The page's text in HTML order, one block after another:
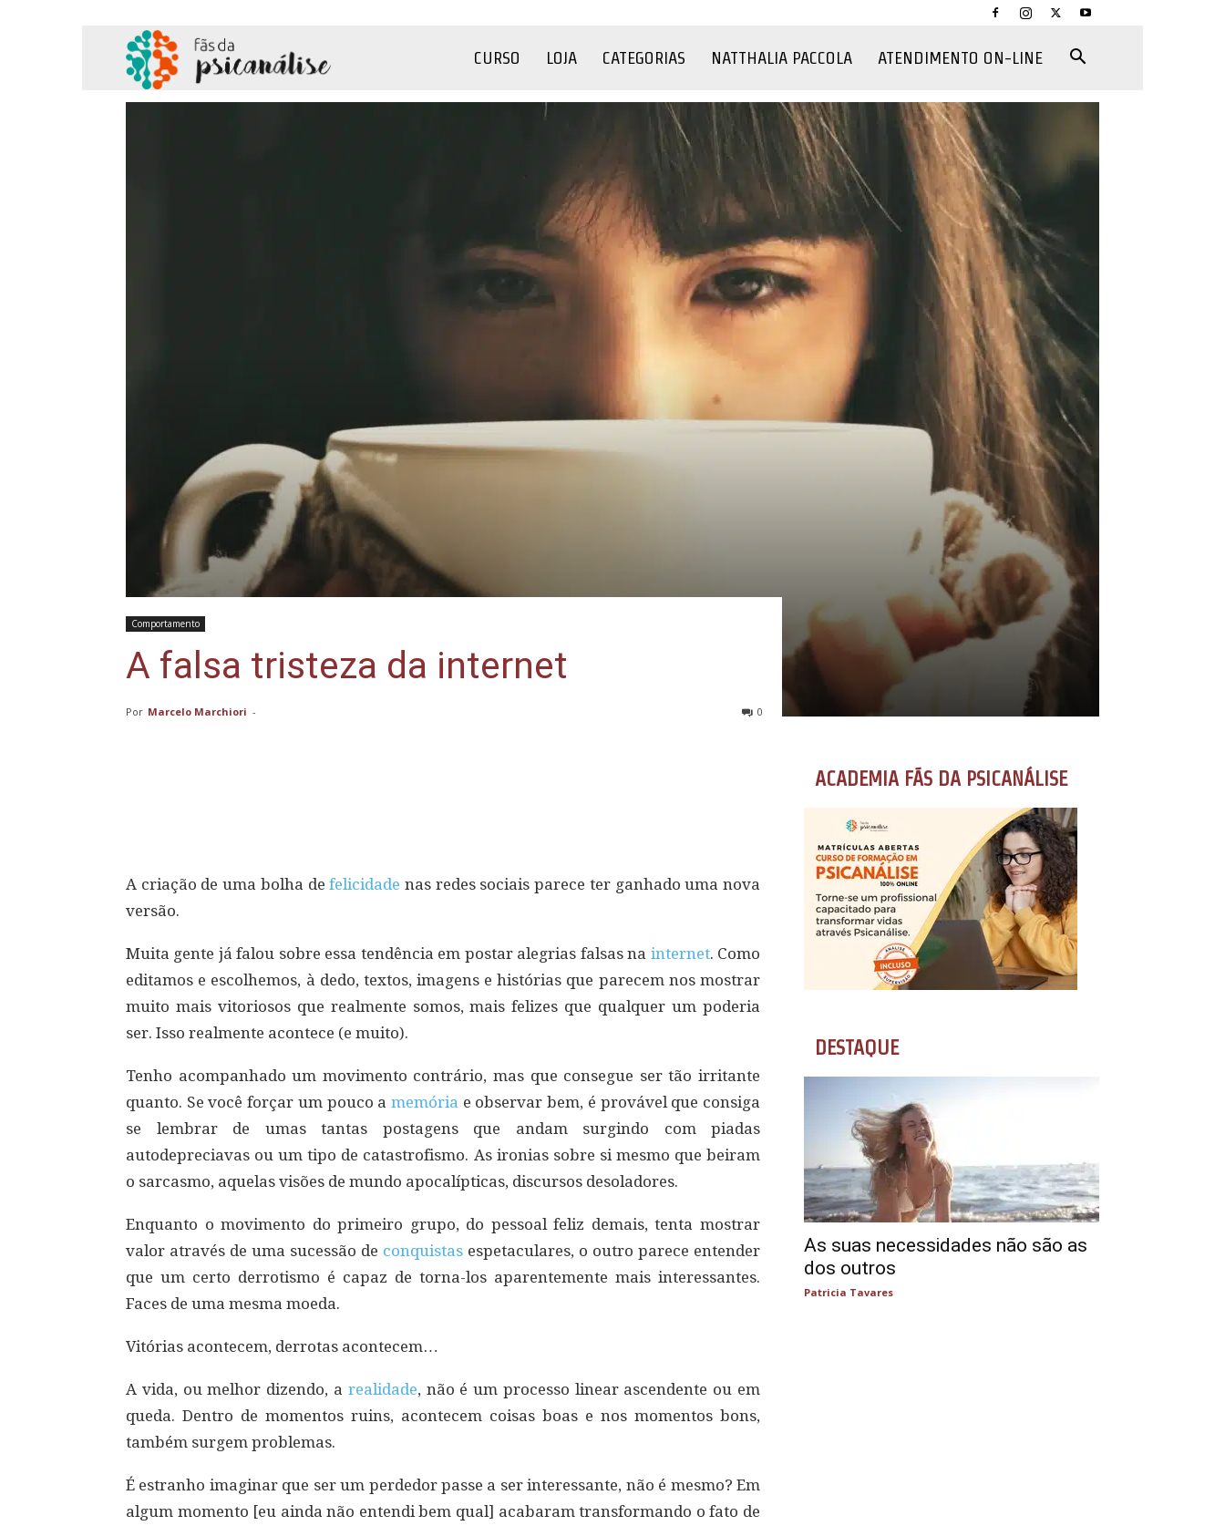
CURSO LOJA CATEGORIAS NATTHALIA PACCOLA ATENDIMENTO ON-LINE
Comportamento
A falsa tristeza da internet
Por Marcelo Marchiori - 0
A criação de uma bolha defelicidade nas redes sociais parece ter ganhado uma nova
versão.
Muita gente já falou sobre essa tendência em postar alegrias falsas na internet. Como
editamos e escolhemos, à dedo, textos, imagens e histórias que parecem nos mostrar
muito mais vitoriosos que realmente somos, mais felizes que qualquer um poderia
ser. Isso realmente acontece (e muito).
Tenho acompanhado um movimento contrário, mas que consegue ser tão irritante
quanto. Se você forçar um pouco a memória e observar bem, é provável que consiga
se lembrar de umas tantas postagens que andam surgindo com piadas
autodepreciavas ou um tipo de catastrofismo. As ironias sobre si mesmo que beiram
o sarcasmo, aquelas visões de mundo apocalípticas, discursos desoladores.
Enquanto o movimento do primeiro grupo, do pessoal feliz demais, tenta mostrar
valor através de uma sucessão de conquistas espetaculares, o outro parece entender
que um certo derrotismo é capaz de torna-los aparentemente mais interessantes.
Faces de uma mesma moeda.
Vitórias acontecem, derrotas acontecem…
A vida, ou melhor dizendo, a realidade, não é um processo linear ascendente ou em
queda. Dentro de momentos ruins, acontecem coisas boas e nos momentos bons,
também surgem problemas.
É estranho imaginar que ser um perdedor passe a ser interessante, não é mesmo? Em
algum momento [eu ainda não entendi bem qual] acabaram transformando o fato de
ACADEMIA FÃS DA PSICANÁLISE
DESTAQUE
As suas necessidades não são as
dos outros
Patricia Tavares